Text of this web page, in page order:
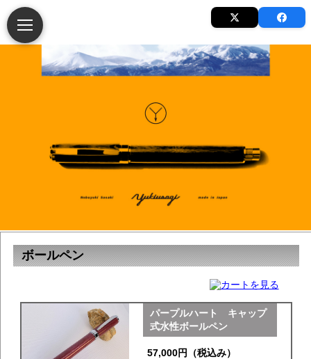
ボールペン
パープルハート キャップ
式水性ボールペン
57,000円（税込み）